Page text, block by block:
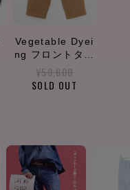
Vegetable Dyei
ng フロントタッ
クパンツ
¥50,600
SOLD OUT